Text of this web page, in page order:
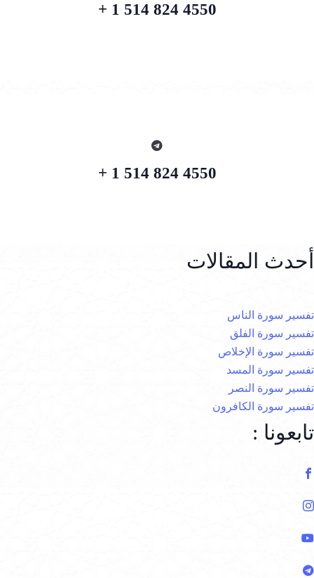
4550 824 514 1 +
4550 824 514 1 +
أحدث المقالات
تفسير سورة الناس
تفسير سورة الفلق
تفسير سورة الإخلاص
تفسير سورة المسد
تفسير سورة النصر
تفسير سورة الكافرون
تابعونا :